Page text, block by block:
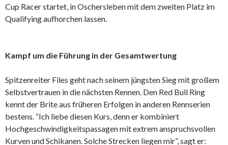
Cup Racer startet, in Oschersleben mit dem zweiten Platz im
Qualifying aufhorchen lassen.
Kampf um die Führung in der Gesamtwertung
Spitzenreiter Files geht nach seinem jüngsten Sieg mit großem
Selbstvertrauen in die nächsten Rennen. Den Red Bull Ring
kennt der Brite aus früheren Erfolgen in anderen Rennserien
bestens. “Ich liebe diesen Kurs, denn er kombiniert
Hochgeschwindigkeitspassagen mit extrem anspruchsvollen
Kurven und Schikanen. Solche Strecken liegen mir”, sagt er: